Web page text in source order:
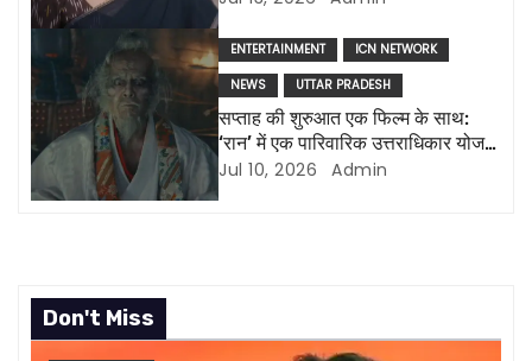
o
n
ENTERTAINMENT
ICN NETWORK
NEWS
UTTAR PRADESH
सप्ताह की शुरुआत एक फिल्म के साथ:
‘रान’ में एक पारिवारिक उत्तराधिकार योजना
से उत्पन्न होती है अराजकता और तबाही
Jul 10, 2026 Admin
Don't Miss